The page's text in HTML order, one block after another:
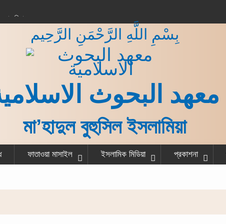
বিধান
শেষ করে একজন
গরু বর্গা দেওয়ার বিধান
بِسْمِ اللَّهِ الرَّحْمَنِ الرَّحِيم
معهد البحوث
মা’হাদুল বুহুসিল ইসলামিয়া
ফাতাওয়া মাসাইল ইসলামিক মিডিয়া প্রকাশনা